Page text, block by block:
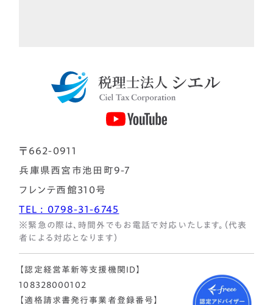
〒662-0911
兵庫県西宮市池田町9-7
フレンテ西館310号
TEL : 0798-31-6745
※緊急の際は、時間外でもお電話で対応いたします。（代表
者による対応となります）
【認定経営革新等支援機関ID】
108328000102
【適格請求書発行事業者登録番号】